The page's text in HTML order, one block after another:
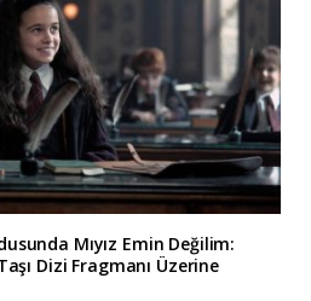
Mıyız Emin Değilim:
Dizi Fragmanı Üzerine